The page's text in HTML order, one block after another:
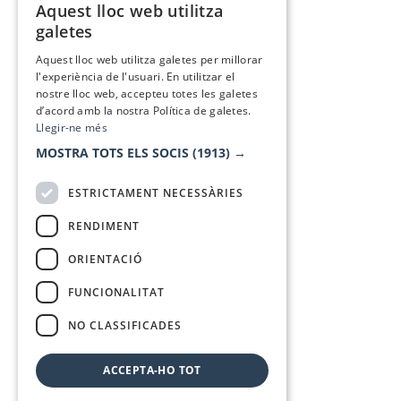
Aquest lloc web utilitza
galetes
Aquest lloc web utilitza galetes per millorar
l'experiència de l'usuari. En utilitzar el
nostre lloc web, accepteu totes les galetes
d’acord amb la nostra Política de galetes.
Llegir-ne més
MOSTRA TOTS ELS SOCIS (1913) →
ESTRICTAMENT NECESSÀRIES
RENDIMENT
ORIENTACIÓ
FUNCIONALITAT
NO CLASSIFICADES
ACCEPTA-HO TOT